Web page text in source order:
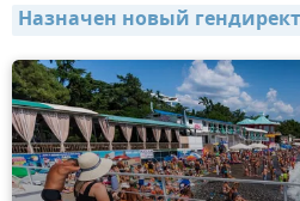
Назначен новый